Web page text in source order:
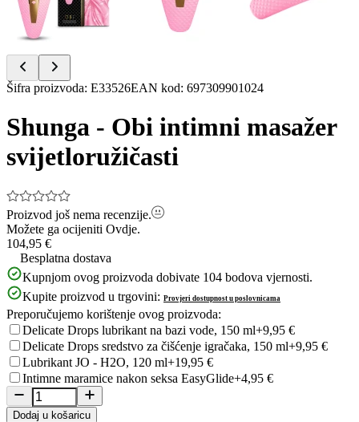
Item
of
9
Šifra proizvoda: E33526EAN kod: 697309901024
Shunga - Obi intimni masažer
svijetloružičasti
Proizvod još nema recenzije.
Možete ga ocijeniti Ovdje.
104,95 €
Besplatna dostava
Kupnjom ovog proizvoda dobivate 104 bodova vjernosti.
Kupite proizvod u trgovini: Provjeri dostupnost u poslovnicama
Preporučujemo korištenje ovog proizvoda:
Delicate Drops lubrikant na bazi vode, 150 ml+9,95 €
Delicate Drops sredstvo za čišćenje igračaka, 150 ml+9,95 €
Lubrikant JO - H2O, 120 ml+19,95 €
Intimne maramice nakon seksa EasyGlide+4,95 €
Dodaj u košaricu